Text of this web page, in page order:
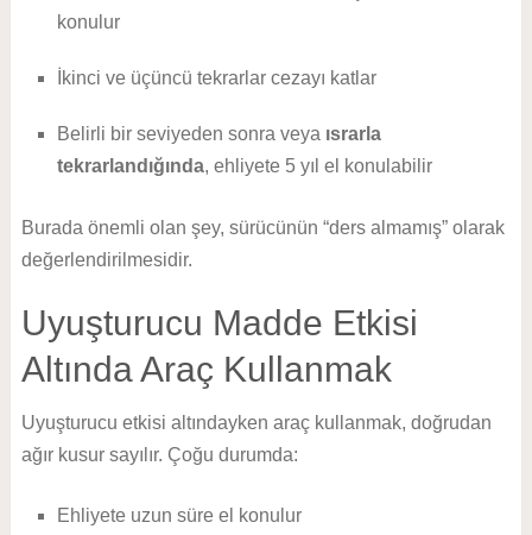
konulur
İkinci ve üçüncü tekrarlar cezayı katlar
Belirli bir seviyeden sonra veya ısrarla
tekrarlandığında, ehliyete 5 yıl el konulabilir
Burada önemli olan şey, sürücünün “ders almamış” olarak
değerlendirilmesidir.
Uyuşturucu Madde Etkisi
Altında Araç Kullanmak
Uyuşturucu etkisi altındayken araç kullanmak, doğrudan
ağır kusur sayılır. Çoğu durumda:
Ehliyete uzun süre el konulur